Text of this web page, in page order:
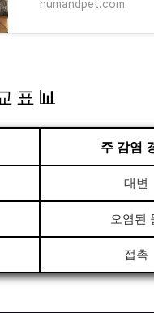
humandpet.com
표 📊
주 감염
대변
오염된
접촉